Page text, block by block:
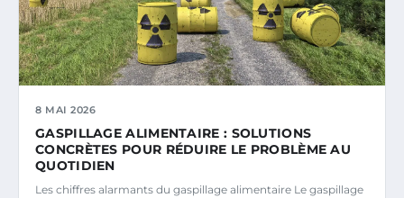
8 MAI 2026
GASPILLAGE ALIMENTAIRE : SOLUTIONS
CONCRÈTES POUR RÉDUIRE LE PROBLÈME AU
QUOTIDIEN
Les chiffres alarmants du gaspillage alimentaire Le gaspillage